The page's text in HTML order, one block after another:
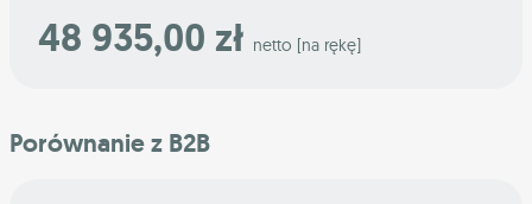
48 935,00 zł netto [na rękę]
Porównanie z B2B